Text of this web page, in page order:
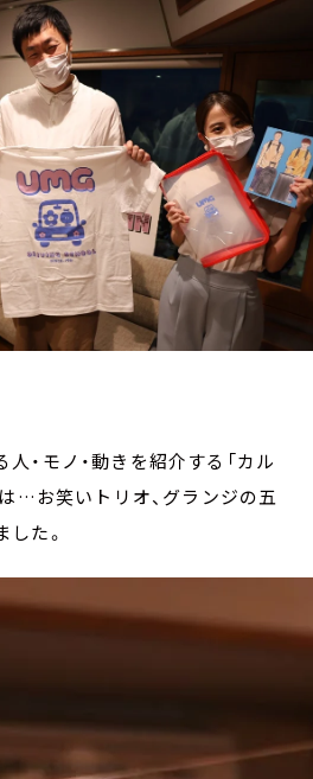
・モノ・動きを紹介する「カル
…お笑いトリオ、グランジの五
た。